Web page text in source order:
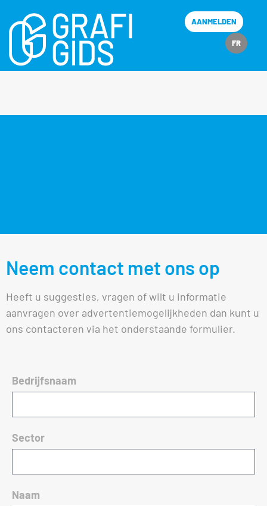
FR
AANMELDEN
Neem contact met ons op
Heeft u suggesties, vragen of wilt u informatie
aanvragen over advertentiemogelijkheden dan kunt u
ons contacteren via het onderstaande formulier.
Bedrijfsnaam
Sector
Naam